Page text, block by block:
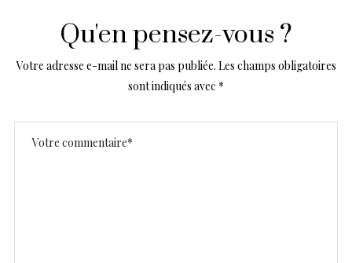
Qu'en pensez-vous ?
Votre adresse e-mail ne sera pas publiée. Les champs obligatoires
sont indiqués avec *